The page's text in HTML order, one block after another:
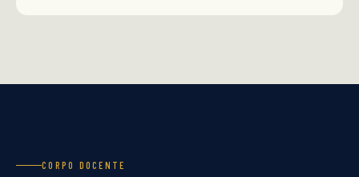
CORPO DOCENTE